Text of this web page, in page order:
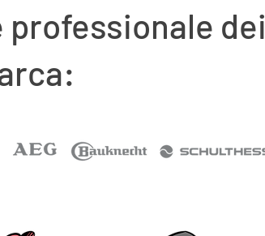
professionale dei